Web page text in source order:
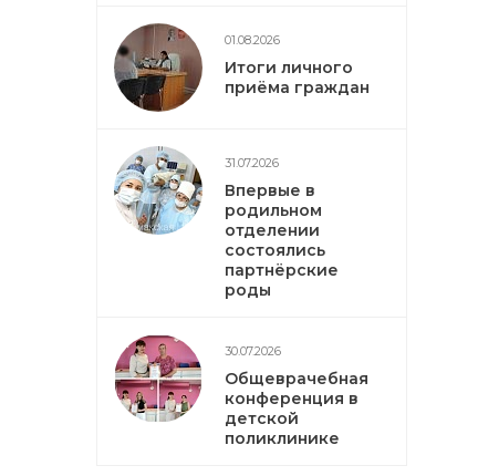
01.08.2026
Итоги личного
приёма граждан
31.07.2026
Впервые в
родильном
отделении
состоялись
партнёрские
роды
30.07.2026
Общеврачебная
конференция в
детской
поликлинике